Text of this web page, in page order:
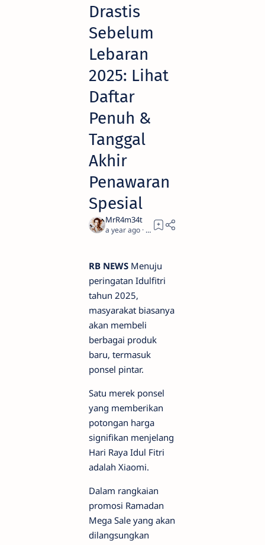
Drastis
Sebelum
Lebaran
2025: Lihat
Daftar
Penuh &
Tanggal
Akhir
Penawaran
Spesial
a year ago 2
RB NEWS Menuju
peringatan Idulfitri
tahun 2025,
masyarakat biasanya
akan membeli
berbagai produk
baru, termasuk
ponsel pintar.
Satu merek ponsel
yang memberikan
potongan harga
signifikan menjelang
Hari Raya Idul Fitri
adalah Xiaomi.
Dalam rangkaian
promosi Ramadan
Mega Sale yang akan
dilangsungkan